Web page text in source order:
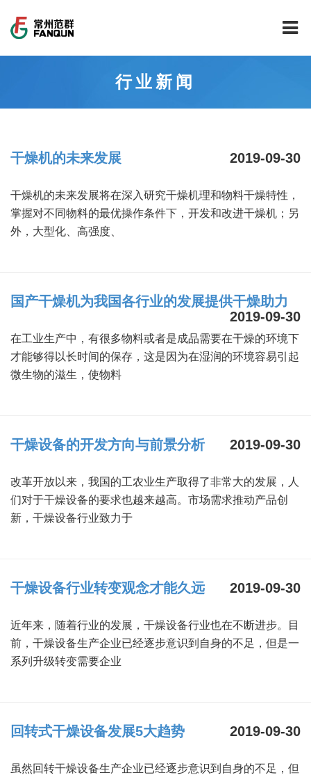
公司荣誉
范群文化
载体催化剂全自动生产线系列
回转圆筒干燥焙烧系列
喷雾干燥机系列
带式干燥焙烧系列
真空干燥系列
滚筒干燥系列
管束干燥系列
干燥配套装置
新能源新材料行业
制药行业
环保行业
化工行业
技术中心
工程实验室
质量监督技术中心
新闻中心
行业新闻
技术专栏
常见问题
社会责任
全球契约组织成员
公共责任
社会责任
绿色发展
绿色工厂
人才招聘
行业新闻
干燥机的未来发展 2019-09-30
干燥机的未来发展将在深入研究干燥机理和物料干燥特性，
掌握对不同物料的最优操作条件下，开发和改进干燥机；另
外，大型化、高强度、
国产干燥机为我国各行业的发展提供干燥助力
2019-09-30
在工业生产中，有很多物料或者是成品需要在干燥的环境下
才能够得以长时间的保存，这是因为在湿润的环境容易引起
微生物的滋生，使物料
干燥设备的开发方向与前景分析 2019-09-30
改革开放以来，我国的工农业生产取得了非常大的发展，人
们对于干燥设备的要求也越来越高。市场需求推动产品创
新，干燥设备行业致力于
干燥设备行业转变观念才能久远 2019-09-30
近年来，随着行业的发展，干燥设备行业也在不断进步。目
前，干燥设备生产企业已经逐步意识到自身的不足，但是一
系列升级转变需要企业
回转式干燥设备发展5大趋势 2019-09-30
虽然回转干燥设备生产企业已经逐步意识到自身的不足，但